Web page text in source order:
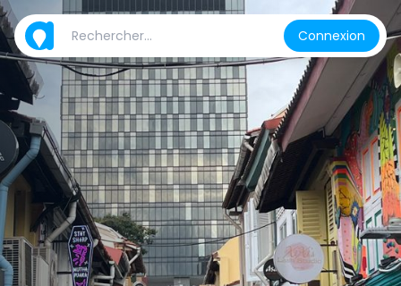
Connexion